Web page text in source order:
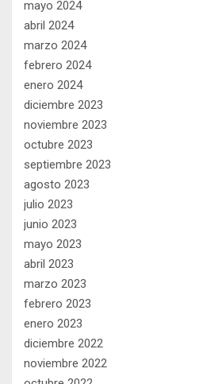
mayo 2024
abril 2024
marzo 2024
febrero 2024
enero 2024
diciembre 2023
noviembre 2023
octubre 2023
septiembre 2023
agosto 2023
julio 2023
junio 2023
mayo 2023
abril 2023
marzo 2023
febrero 2023
enero 2023
diciembre 2022
noviembre 2022